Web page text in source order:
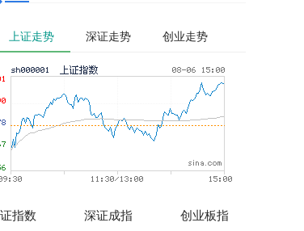
上证走势 深证走势 创业走势
证指数
深证成指
创业板指